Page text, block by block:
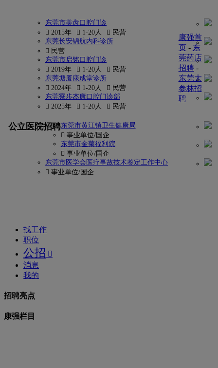
东莞市美齿口腔门诊
 2015年
 1-20人
 民营
东莞长安锦航内科诊所
 民营
东莞市启铭口腔门诊
 2019年
 1-20人
 民营
东莞塘厦康成堂诊所
 2024年
 1-20人
 民营
东莞寮步杰康口腔门诊部
 2025年
 1-20人  民营
公立医院招聘东莞市黄江镇卫生健康局
 事业单位/国企
东莞市金菊福利院
 事业单位/国企
东莞市医学会医疗事故技术鉴定工作中心
 事业单位/国企
康强首
页- 东
莞药店
招聘-
东莞大
参林招
聘
密
找工作
职位
公招 
消息
我的
招聘亮点
康强栏目